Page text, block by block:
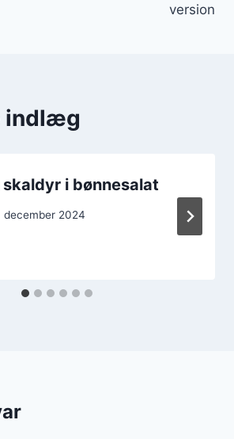
version
indlæg
i bønnesalat
december 2024